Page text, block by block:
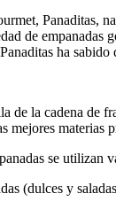
Panaditas,
de empanadas
ha
de la cadena de
mejores materias
se utilizan
(dulces y